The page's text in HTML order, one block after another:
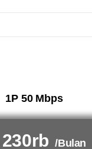
1P 50 Mbps
230rb /Bulan